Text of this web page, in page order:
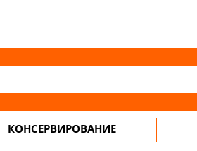
КОНСЕРВИРОВАНИЕ